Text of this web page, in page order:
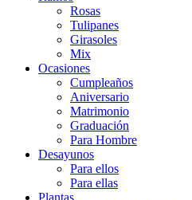
Rosas
Tulipanes
Girasoles
Mix
Ocasiones
Cumpleaños
Aniversario
Matrimonio
Graduación
Para Hombre
Desayunos
Para ellos
Para ellas
Plantas